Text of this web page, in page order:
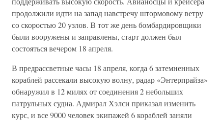
продолжили идти на запад навстречу штормовому ветру
со скоростью 20 узлов. В тот же день бомбардировщики
были вооружены и заправлены, старт должен был
состояться вечером 18 апреля.
В предрассветные часы 18 апреля, когда 6 затемненных
кораблей рассекали высокую волну, радар «Энтерпрайза»
обнаружил в 12 милях от соединения 2 небольших
патрульных судна. Адмирал Хэлси приказал изменить
курс, и все 9000 человек экипажей 6 кораблей заняли